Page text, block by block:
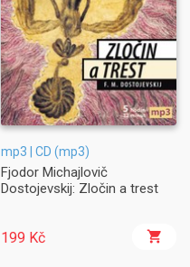
mp3 | CD (mp3)
Fjodor Michajlovič
Dostojevskij: Zločin a trest
199 Kč